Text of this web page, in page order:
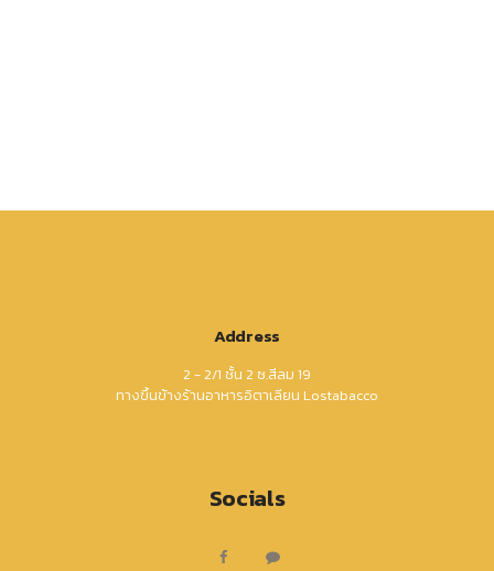
Address
2 - 2/1 ชั้น 2 ซ.สีลม 19
ทางขึ้นข้างร้านอาหารอิตาเลียน Lostabacco
Socials